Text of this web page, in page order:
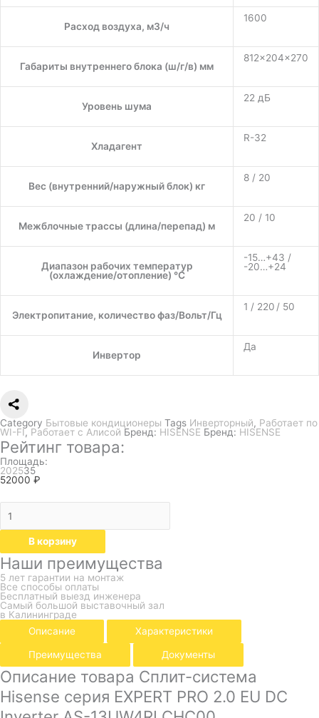
Расход воздуха, м3/ч
1600
Габариты внутреннего блока (ш/г/в) мм
812×204×270
Уровень шума
22 дБ
Хладагент
R-32
Вес (внутренний/наружный блок) кг
8 / 20
Межблочные трассы (длина/перепад) м
20 / 10
Диапазон рабочих температур
(охлаждение/отопление) °C
-15…+43 /
-20…+24
Электропитание, количество фаз/Вольт/Гц
1 / 220 / 50
Инвертор
Да
Category Бытовые кондиционеры Tags Инверторный, Работает по
WI-FI, Работает с Алисой Бренд: HISENSE Бренд: HISENSE
Рейтинг товара:
Площадь:
202535
52000 ₽
В корзину
Наши преимущества
5 лет гарантии на монтаж
Все способы оплаты
Бесплатный выезд инженера
Самый большой выставочный зал
в Калининграде
Описание
Характеристики
Преимущества Документы
Описание товара Сплит-система
Hisense серия EXPERT PRO 2.0 EU DC